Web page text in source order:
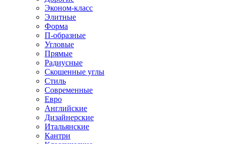
Эконом-класс
Элитные
Форма
П-образные
Угловые
Прямые
Радиусные
Скошенные углы
Стиль
Современные
Евро
Английские
Дизайнерские
Итальянские
Кантри